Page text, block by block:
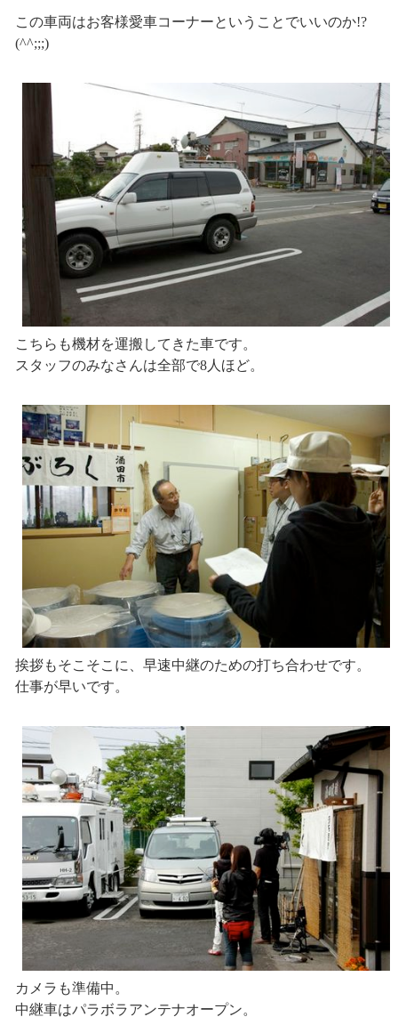
この車両はお客様愛車コーナーということでいいのか!?
(^^;;;)
こちらも機材を運搬してきた車です。
スタッフのみなさんは全部で8人ほど。
挨拶もそこそこに、早速中継のための打ち合わせです。
仕事が早いです。
カメラも準備中。
中継車はパラボラアンテナオープン。